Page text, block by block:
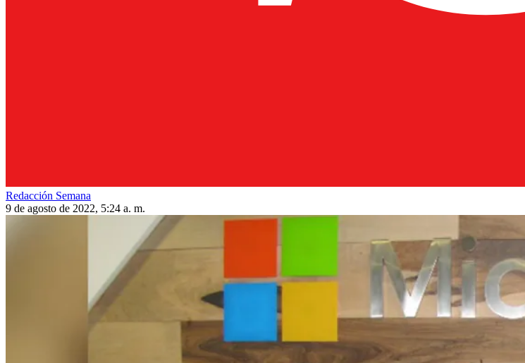
Redacción Semana
9 de agosto de 2022, 5:24 a. m.